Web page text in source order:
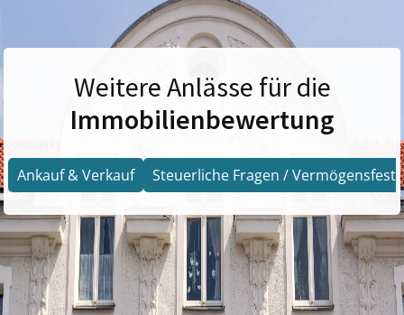
Weitere Anlässe für die
Immobilienbewertung
Ankauf & Verkauf Steuerliche Fragen /